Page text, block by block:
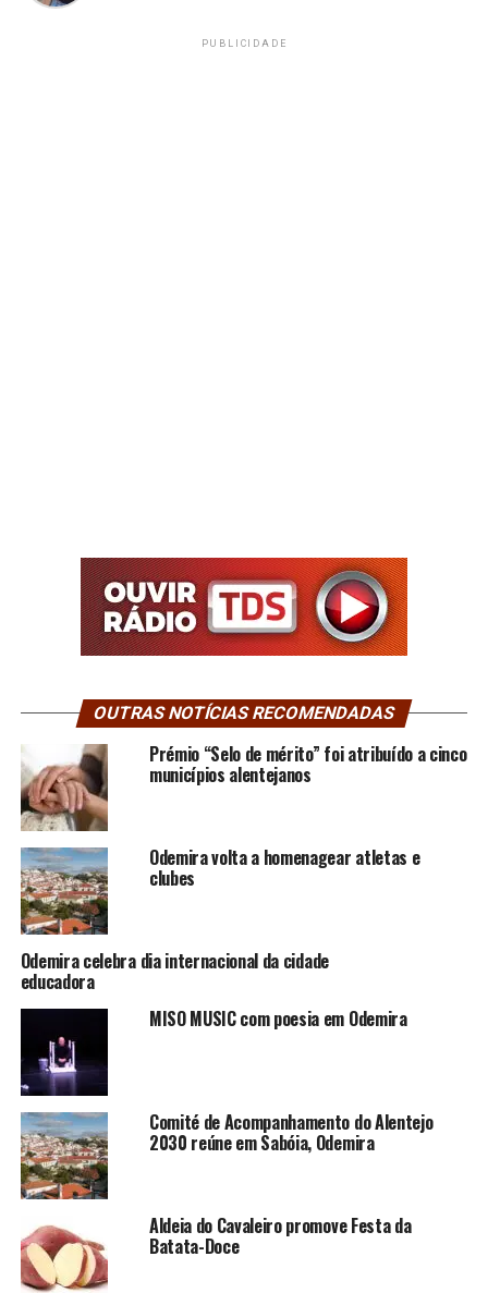
PUBLICIDADE
OUTRAS NOTÍCIAS RECOMENDADAS
Prémio “Selo de mérito” foi atribuído a cinco
municípios alentejanos
Odemira volta a homenagear atletas e
clubes
Odemira celebra dia internacional da cidade
educadora
MISO MUSIC com poesia em Odemira
Comité de Acompanhamento do Alentejo
2030 reúne em Sabóia, Odemira
Aldeia do Cavaleiro promove Festa da
Batata-Doce